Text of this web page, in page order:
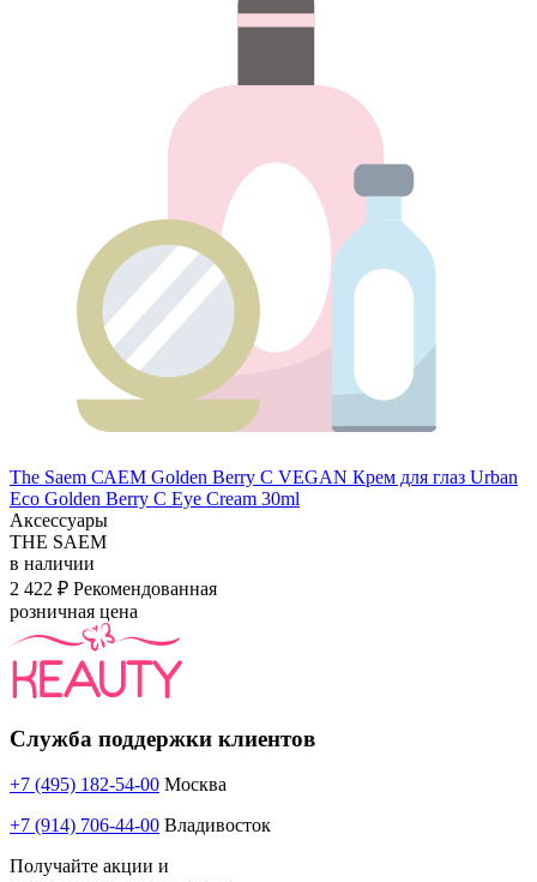
The Saem САЕМ Golden Berry C VEGAN Крем для глаз Urban
Eco Golden Berry C Eye Cream 30ml
Аксессуары
THE SAEM
в наличии
2 422 ₽ Рекомендованная
розничная цена
Служба поддержки клиентов
+7 (495) 182-54-00 Москва
+7 (914) 706-44-00 Владивосток
Получайте акции и